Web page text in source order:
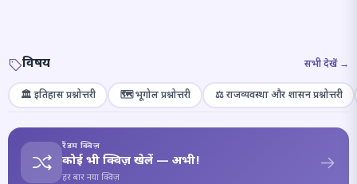
विषय सभी देखें →
🏛️ इतिहास प्रश्नोत्तरी 🗺️ भूगोल प्रश्नोत्तरी ⚖️ राजव्यवस्था और शासन प्रश्नोत्तरी
रैंडम क्विज़
कोई भी क्विज़ खेलें — अभी!
हर बार नया क्विज़